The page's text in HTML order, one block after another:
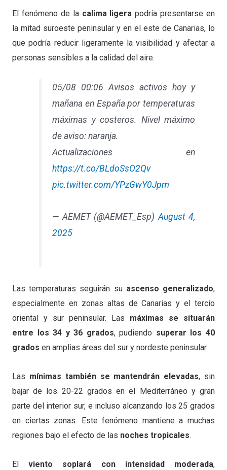
El fenómeno de la calima ligera podría presentarse en
la mitad suroeste peninsular y en el este de Canarias, lo
que podría reducir ligeramente la visibilidad y afectar a
personas sensibles a la calidad del aire.
05/08 00:06 Avisos activos hoy y
mañana en España por temperaturas
máximas y costeros. Nivel máximo
de aviso: naranja.
Actualizaciones en
https://t.co/BLdoSsO2Qv
pic.twitter.com/YPzGwY0Jpm
— AEMET (@AEMET_Esp) August 4,
2025
Las temperaturas seguirán su ascenso generalizado,
especialmente en zonas altas de Canarias y el tercio
oriental y sur peninsular. Las máximas se situarán
entre los 34 y 36 grados, pudiendo superar los 40
grados en amplias áreas del sur y nordeste peninsular.
Las mínimas también se mantendrán elevadas, sin
bajar de los 20-22 grados en el Mediterráneo y gran
parte del interior sur, e incluso alcanzando los 25 grados
en ciertas zonas. Este fenómeno mantiene a muchas
regiones bajo el efecto de las noches tropicales.
Elviento soplará con intensidad moderada,